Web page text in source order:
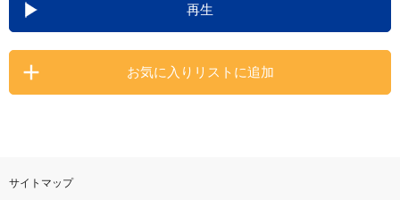
カラオケ最新情報をチェック！
再生
お気に入りリストに追加
サイトマップ